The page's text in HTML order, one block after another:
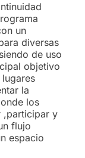
un
diversas
de uso
objetivo
la
los
,participar y
flujo
espacio